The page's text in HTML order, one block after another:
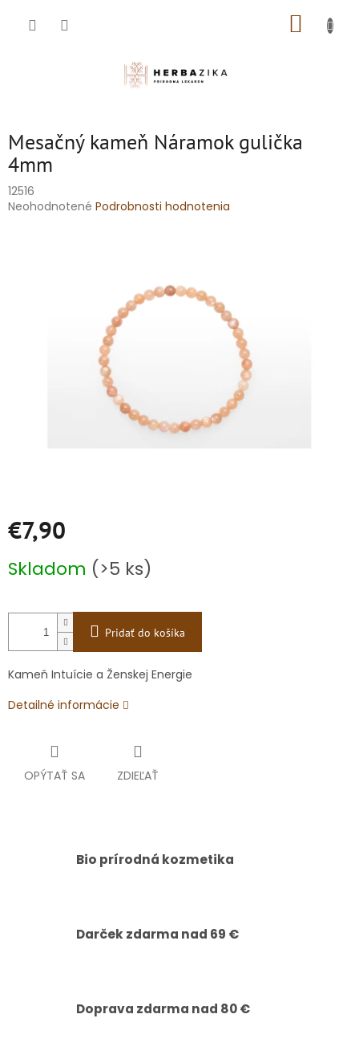
Mesačný kameň Náramok gulička
4mm
12516
Priemerné
Neohodnotené Podrobnosti hodnotenia
€7,90
cena:
Skladom (>5 ks)
Pridať do košíka
Kameň Intuície a Ženskej Energie
Detailné informácie
OPÝTAŤ SA ZDIEĽAŤ
Bio prírodná kozmetika
Darček zdarma nad 69 €
Doprava zdarma nad 80 €